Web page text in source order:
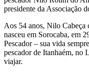
presidente da Associação
Aos 54 anos, Nilo Cabeça
nasceu em Sorocaba, em
Pescador – sua vida
pescador de Itanhaém, no
viajar.